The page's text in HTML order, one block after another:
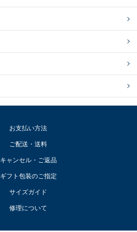
お支払い方法
ご配送・送料
キャンセル・ご返品
ギフト包装のご指定
サイズガイド
修理について